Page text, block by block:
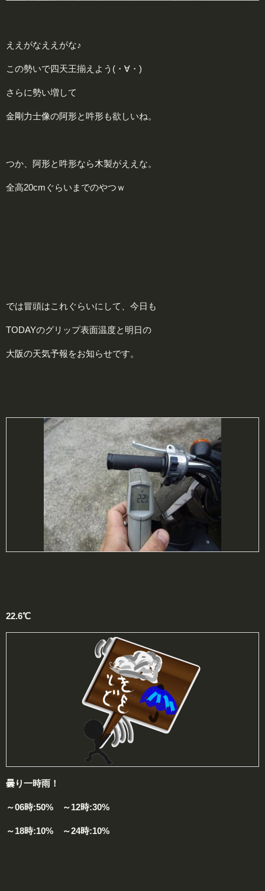
ええがなええがな♪
この勢いで四天王揃えよう(・∀・)
さらに勢い増して
金剛力士像の阿形と吽形も欲しいね。
つか、阿形と吽形なら木製がええな。
全高20cmぐらいまでのやつｗ
では冒頭はこれぐらいにして、今日も
TODAYのグリップ表面温度と明日の
大阪の天気予報をお知らせです。
22.6℃
曇り一時雨！
～06時:50% ～12時:30%
～18時:10% ～24時:10%